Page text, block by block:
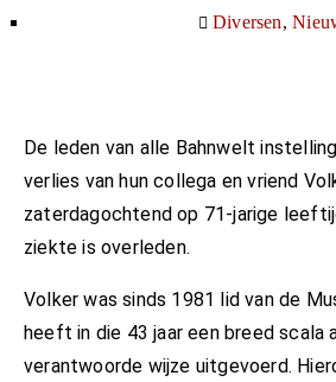
Diversen,
De leden van alle Bahnwelt
verlies van hun collega en vriend
zaterdagochtend op 71-jarige
ziekte is overleden.
Volker was sinds 1981 lid van de
heeft in die 43 jaar een breed scala
verantwoorde wijze uitgevoerd.